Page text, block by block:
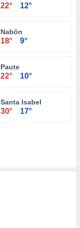
22° 12°
Nabón
18° 9°
Paute
22° 10°
Santa Isabel
30° 17°